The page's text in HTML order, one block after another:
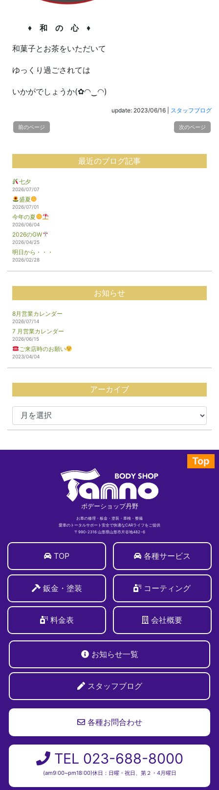
♦ 和 の 心♦
和菓子とお茶をいただいて
ゆっくり過ごされては
いかがでしょうか(✿◠‿◠)
update: 2023/06/16 スタッフブログ
前のページ 次のページ
最近のブログ記事
七夕
2026/07/07
盛夏
2026/07/01
今年の夏
2026/06/04
2026のGW
2026/04/25
明日から・・・
2026/02/28
お知らせ
8月営業カレンダー
2026/07/14
7 月営業カレンダー
2026/06/15
ご来店時のお願い
2023/04/04
アーカイブ
Top
ボデーショップ丹野
お車の修理・板金・塗装・車検・整備
愛車のトータルサポート安全で快適なCARライフをご提供
〒990-2316 山形県山形市片谷地482−6
TOP 各種サービス
鈑金・塗装 コーティング
料金表 会社概要
お知らせ一覧
スタッフブログ
各種お問合わせ
TEL 023-688-8000
(am9:00~pm18:00)休日：日曜・祝日、第２・4月曜日